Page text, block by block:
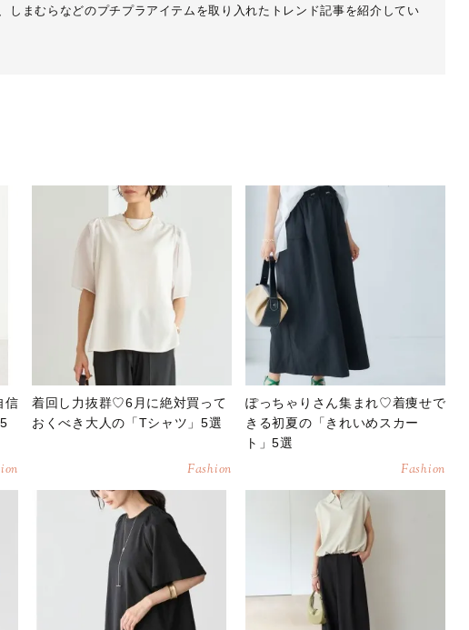
しまむらなどのプチプラアイテムを取り入れたトレンド記事を紹介してい
信
着回し力抜群♡6月に絶対買って
おくべき大人の「Tシャツ」5選
Fashion
ぽっちゃりさん集まれ♡着痩せで
きる初夏の「きれいめスカー
ト」5選
Fashion